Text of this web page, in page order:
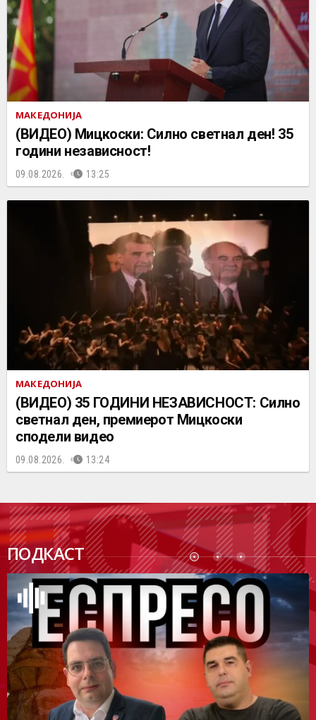
МАКЕДОНИЈА
(ВИДЕО) Мицкоски: Силно светнал ден! 35
години независност!
09.08.2026. 13:25
МАКЕДОНИЈА
(ВИДЕО) 35 ГОДИНИ НЕЗАВИСНОСТ: Силно
светнал ден, премиерот Мицкоски
сподели видео
09.08.2026. 13:24
ПОДКАСТ
ПОДК
АСТ